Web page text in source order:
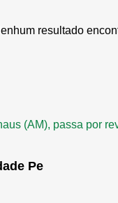
resultado
(AM), passa por
Pe